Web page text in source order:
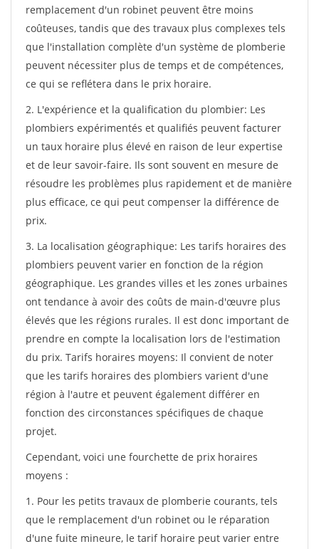
remplacement d'un robinet peuvent être moins
coûteuses, tandis que des travaux plus complexes tels
que l'installation complète d'un système de plomberie
peuvent nécessiter plus de temps et de compétences,
ce qui se reflétera dans le prix horaire.
2. L'expérience et la qualification du plombier: Les
plombiers expérimentés et qualifiés peuvent facturer
un taux horaire plus élevé en raison de leur expertise
et de leur savoir-faire. Ils sont souvent en mesure de
résoudre les problèmes plus rapidement et de manière
plus efficace, ce qui peut compenser la différence de
prix.
3. La localisation géographique: Les tarifs horaires des
plombiers peuvent varier en fonction de la région
géographique. Les grandes villes et les zones urbaines
ont tendance à avoir des coûts de main-d'œuvre plus
élevés que les régions rurales. Il est donc important de
prendre en compte la localisation lors de l'estimation
du prix. Tarifs horaires moyens: Il convient de noter
que les tarifs horaires des plombiers varient d'une
région à l'autre et peuvent également différer en
fonction des circonstances spécifiques de chaque
projet.
Cependant, voici une fourchette de prix horaires
moyens :
1. Pour les petits travaux de plomberie courants, tels
que le remplacement d'un robinet ou le réparation
d'une fuite mineure, le tarif horaire peut varier entre